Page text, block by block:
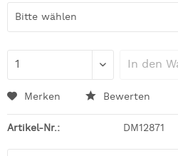
In den
Merken Bewerten
Artikel-Nr.: DM12871